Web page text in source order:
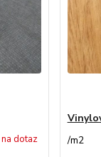
na dotaz
/m2